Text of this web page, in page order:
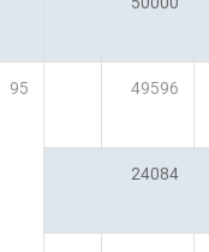
49596
95
24084